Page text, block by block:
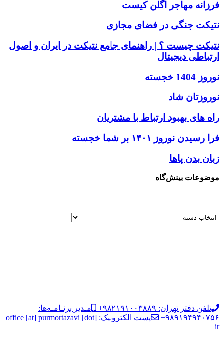
فرزانه مهاجر اگلن کیست
نتیکت جنگی در فضای مجازی
نتیکت چیست ؟ | راهنمای جامع نتیکت در ایران و اصول
ارتباطی دیجیتال
نوروز 1404 خجسته
نوروزتان شاد
راه های بهبود ارتباط با مشتریان
فرا رسیدن نوروز ۱۴۰۱ بر شما خجسته
زبان بدن پاها
موضوعات بینش‌گاه
تلفن دفتر تهران: ۹۸۲۱۹۱۰۰۳۸۸۹+
مـدیر برنـامـه‌ها:
۹۸۹۱۹۴۹۴۰۷۵۶+
پست الکترونیک: office [at] purmortazavi [dot]
ir